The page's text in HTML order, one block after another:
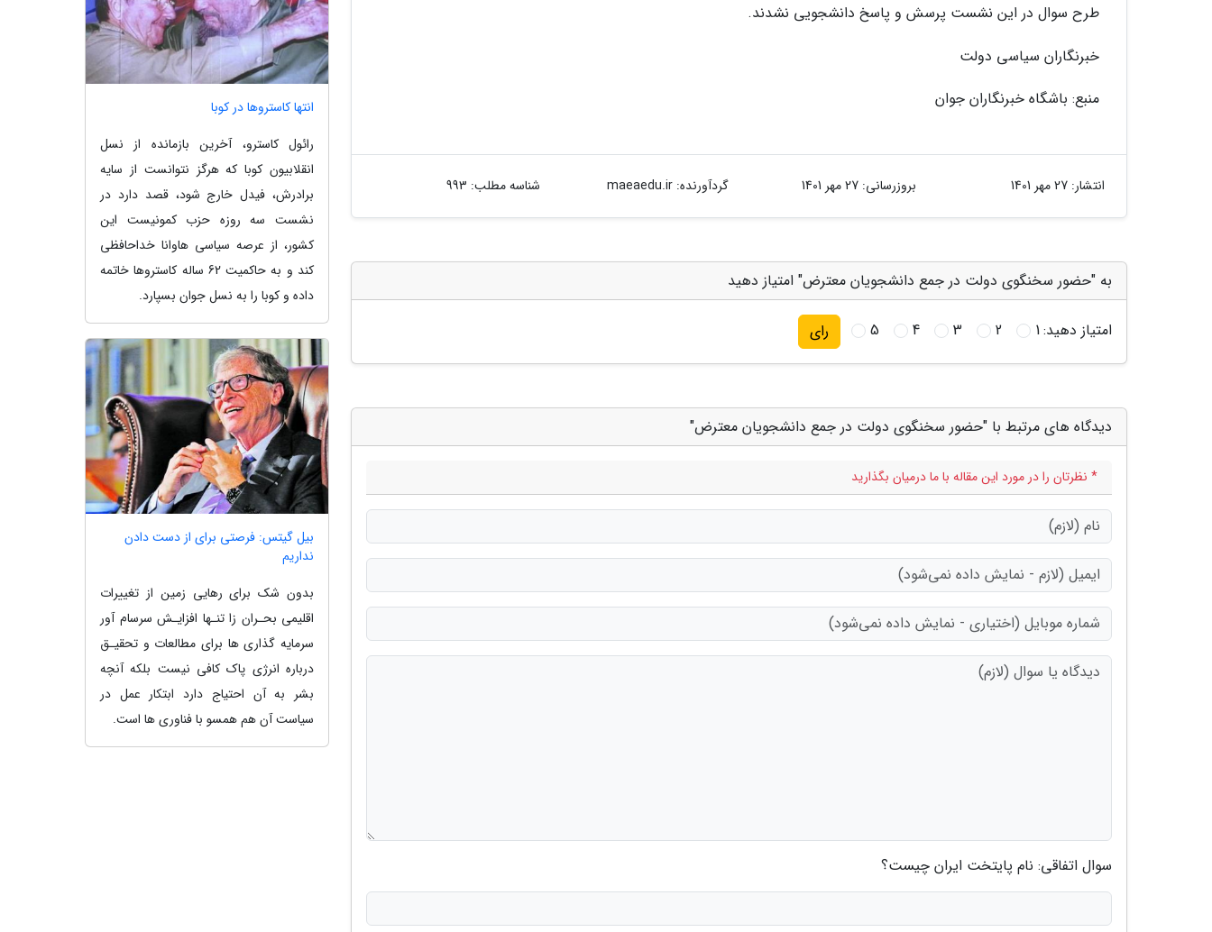
طرح سوال در این نشست پرسش و پاسخ دانشجویی نشدند.
خبرنگاران سیاسی دولت
منبع: باشگاه خبرنگاران جوان
انتشار: 27 مهر 1401 بروزرسانی: 27 مهر 1401 گردآورنده:maeaedu.ir شناسه مطلب: 993
به "حضور سخنگوی دولت در جمع دانشجویان معترض" امتیاز دهید
امتیاز دهید:1
2
3
4
5 رای
دیدگاه های مرتبط با "حضور سخنگوی دولت در جمع دانشجویان معترض"
* نظرتان را در مورد این مقاله با ما درمیان بگذارید
سوال اتفاقی: نام پایتخت ایران چیست؟
انتها کاستروها در کوبا
رائول کاسترو، آخرین بازمانده از نسل
انقلابیون کوبا که هرگز نتوانست از سایه
برادرش، فیدل خارج شود، قصد دارد در
نشست سه روزه حزب کمونیست این
کشور، از عرصه سیاسی هاوانا خداحافظی
کند و به حاکمیت 62 ساله کاستروها خاتمه
داده و کوبا را به نسل جوان بسپارد.
بیل گیتس: فرصتی برای از دست دادن
نداریم
بدون شک برای رهایی زمین از تغییرات
اقلیمی بحـران زا تنـها افزایـش سرسام آور
سرمایه گذاری ها برای مطالعات و تحقیـق
درباره انرژی پاک کافی نیست بلکه آنچه
بشر به آن احتیاج دارد ابتکار عمل در
سیاست آن هم همسو با فناوری ها است.